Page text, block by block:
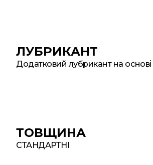
ЛУБРИКАНТ
Додатковий лубрикант на основі
ТОВЩИНА
СТАНДАРТНІ